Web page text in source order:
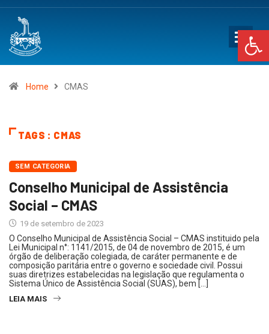
Home CMAS
TAGS : CMAS
SEM CATEGORIA
Conselho Municipal de Assistência
Social – CMAS
19 de setembro de 2023
O Conselho Municipal de Assistência Social – CMAS instituido pela
Lei Municipal n°: 1141/2015, de 04 de novembro de 2015, é um
órgão de deliberação colegiada, de caráter permanente e de
composição paritária entre o governo e sociedade civil. Possui
suas diretrizes estabelecidas na legislação que regulamenta o
Sistema Único de Assistência Social (SUAS), bem […]
LEIA MAIS